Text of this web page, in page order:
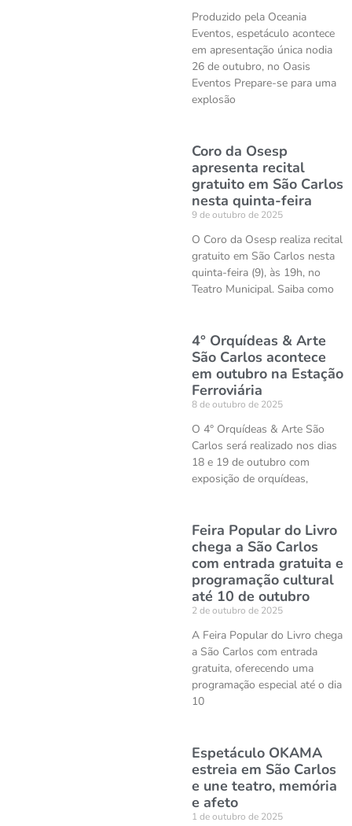
Produzido pela Oceania
Eventos, espetáculo acontece
em apresentação única nodia
26 de outubro, no Oasis
Eventos Prepare-se para uma
explosão
Coro da Osesp
apresenta recital
gratuito em São Carlos
nesta quinta-feira
9 de outubro de 2025
O Coro da Osesp realiza recital
gratuito em São Carlos nesta
quinta-feira (9), às 19h, no
Teatro Municipal. Saiba como
4° Orquídeas & Arte
São Carlos acontece
em outubro na Estação
Ferroviária
8 de outubro de 2025
O 4° Orquídeas & Arte São
Carlos será realizado nos dias
18 e 19 de outubro com
exposição de orquídeas,
Feira Popular do Livro
chega a São Carlos
com entrada gratuita e
programação cultural
até 10 de outubro
2 de outubro de 2025
A Feira Popular do Livro chega
a São Carlos com entrada
gratuita, oferecendo uma
programação especial até o dia
10
Espetáculo OKAMA
estreia em São Carlos
e une teatro, memória
e afeto
1 de outubro de 2025